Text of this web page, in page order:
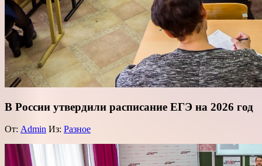
В России утвердили расписание ЕГЭ на 2026 год
От: Admin Из: Разное